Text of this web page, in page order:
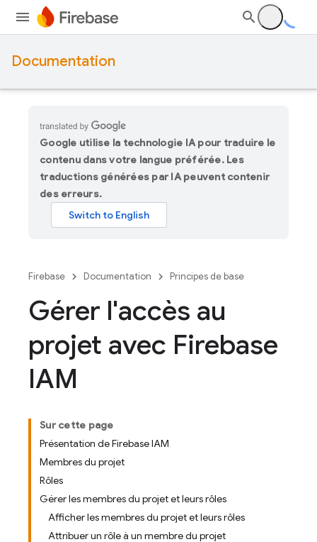
Documentation
Google utilise la technologie IA pour traduire le
contenu dans votre langue préférée. Les
traductions générées par IA peuvent contenir
des erreurs.
Firebase Documentation Principes de base
Gérer l'accès au
projet avec Firebase
IAM
Sur cette page
Présentation de Firebase IAM
Membres du projet
Rôles
Gérer les membres du projet et leurs rôles
Afficher les membres du projet et leurs rôles
Attribuer un rôle à un membre du projet